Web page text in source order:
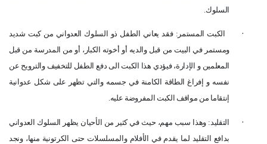
السلوك.
·
الكبت المستمر: فقد يعاني الطفل ذو السلوك العدواني من كبت شديد
ومستمر في البيت من قبل والديه أو أخوته الكبار، أو من المدرسة من قبل
المعلمين و الإدارة، فيؤدي هذا الكبت الى دفع الطفل للتخفيف والترويح عن
نفسه و إفراغ الطاقة الكامنة في جسمه والتي تظهر على شكل عدوانية
إنتقاما من مواقف الكبت المفروضة عليه.
·
التقليد: وهذا سبب مهم، حيث في كثير من الأحيان يظهر السلوك العدواني
بدافع التقليد لما يقدم في الأفلام والمسلسلات حتى الكرتونية منها، ونجد